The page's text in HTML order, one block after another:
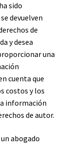
sido
devuelven
de
y desea
una
cuenta que
costos y los
información
de autor.
abogado